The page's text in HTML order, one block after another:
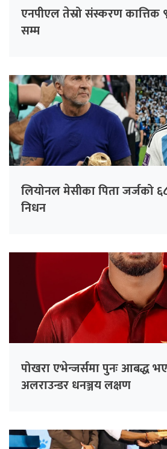
एनपीएल तेस्रो संस्करण
सम्म
लियोनल मेसीका पिता जर्जको
निधन
पोखरा एभेन्जर्समा पुनः आबद्ध
अलराउन्डर धनञ्जय लक्षण